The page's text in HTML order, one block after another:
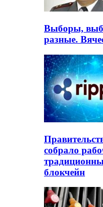
Выборы,
разные.
собрало
блокчейн